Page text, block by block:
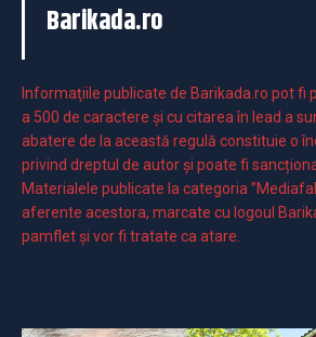
Barikada.ro
Informaţiile publicate de Barikada.ro pot fi
a 500 de caractere şi cu citarea în lead a
abatere de la această regulă constituie o
privind dreptul de autor și poate fi
Materialele publicate la categoria
aferente acestora, marcate cu logoul
pamflet și vor fi tratate ca atare.